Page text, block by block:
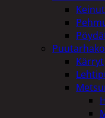
Keinut
Kärryt